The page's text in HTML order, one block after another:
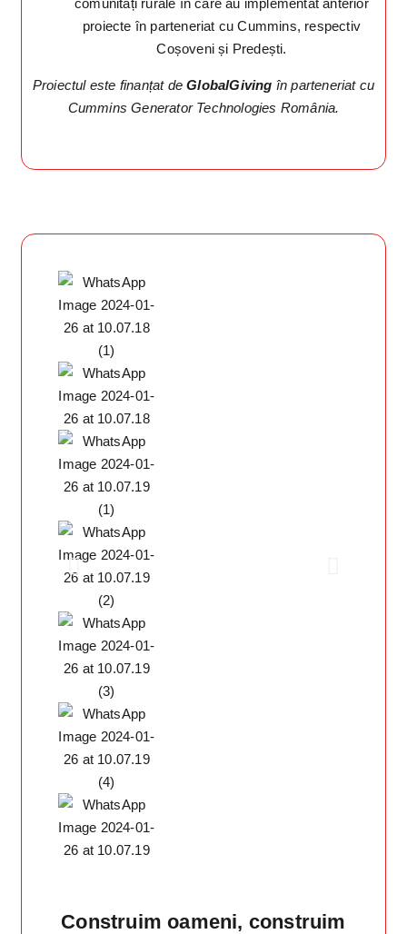
comunități rurale în care au implementat anterior
proiecte în parteneriat cu Cummins, respectiv
Coșoveni și Predești.
Proiectul este finanțat deGlobalGiving în parteneriat cu
Cummins Generator Technologies România.
Construim oameni, construim